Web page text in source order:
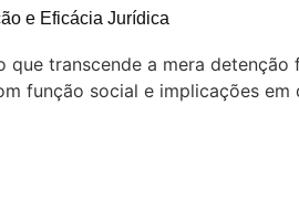
e Eficácia Jurídica
transcende a mera
função social e implicações